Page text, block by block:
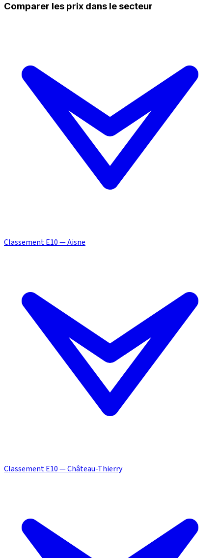
Comparer les prix dans le secteur
Classement E10 — Aisne
Classement E10 — Château-Thierry